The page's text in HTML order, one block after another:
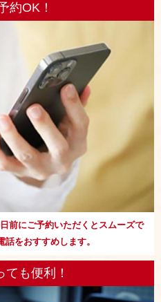
約OK！
前にご予約いただくとスムーズで
をおすすめします。
も便利！